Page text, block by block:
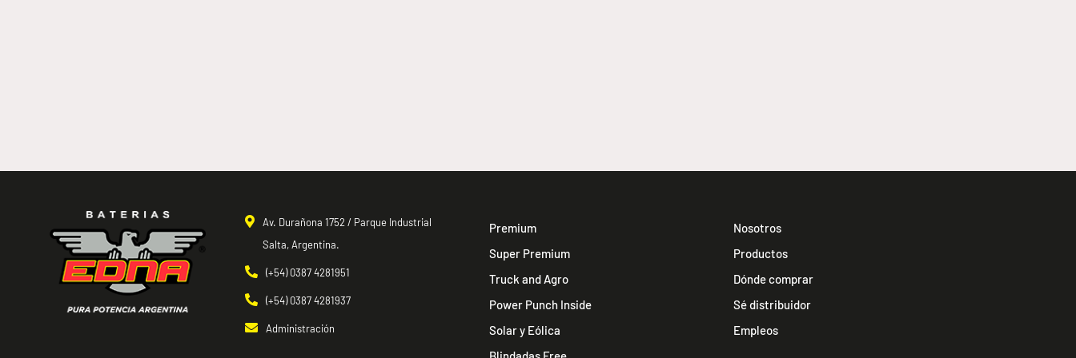
Av. Durañona 1752 / Parque Industrial
Salta, Argentina.
(+54) 0387 4281951
(+54) 0387 4281937
Administración
Premium
Super Premium
Truck and Agro
Power Punch Inside
Solar y Eólica
Nosotros
Productos
Dónde comprar
Sé distribuidor
Empleos